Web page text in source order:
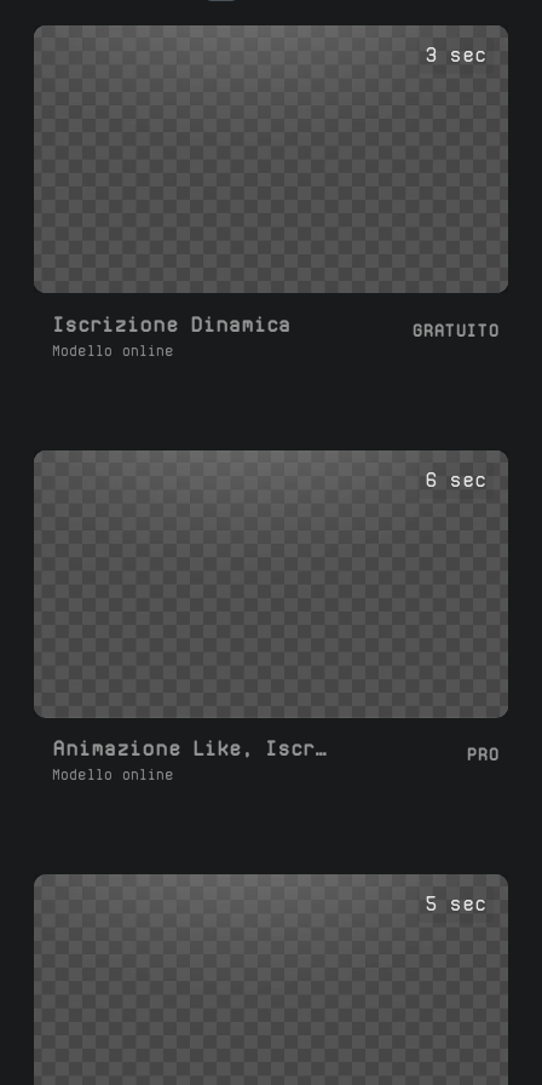
personalizza il testo e scarica la tua
3 sec
Iscrizione Dinamica
Modello online
GRATUITO
6 sec
Animazione Like, Iscriviti e Campanella YouTube
Modello online
PRO
5 sec